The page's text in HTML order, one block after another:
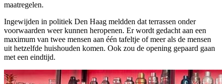
maatregelen.
Ingewijden in politiek Den Haag meldden dat terrassen onder
voorwaarden weer kunnen heropenen. Er wordt gedacht aan een
maximum van twee mensen aan één tafeltje of meer als de mensen
uit hetzelfde huishouden komen. Ook zou de opening gepaard gaan
met een eindtijd.